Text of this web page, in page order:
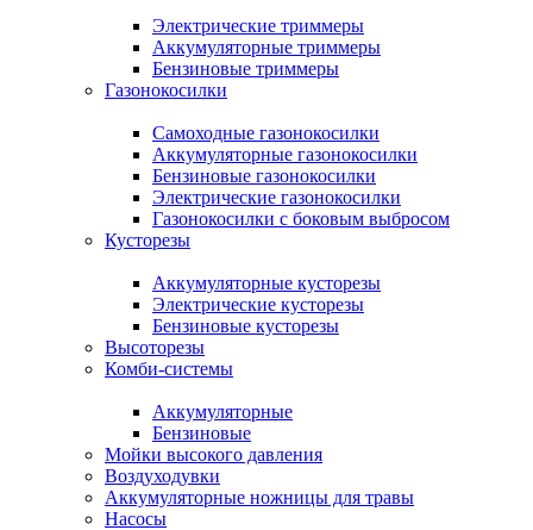
Электрические триммеры
Аккумуляторные триммеры
Бензиновые триммеры
Газонокосилки
Самоходные газонокосилки
Аккумуляторные газонокосилки
Бензиновые газонокосилки
Электрические газонокосилки
Газонокосилки с боковым выбросом
Кусторезы
Аккумуляторные кусторезы
Электрические кусторезы
Бензиновые кусторезы
Высоторезы
Комби-системы
Аккумуляторные
Бензиновые
Мойки высокого давления
Воздуходувки
Аккумуляторные ножницы для травы
Насосы